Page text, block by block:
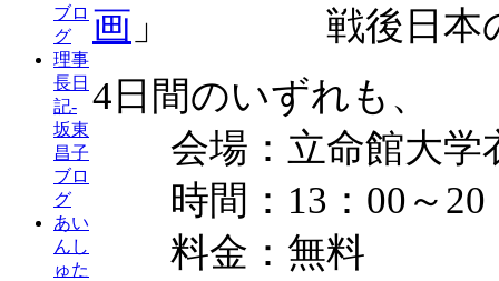
ブロ
グ
理事
長日
記-
坂東
昌子
ブロ
グ
あい
んし
ゅた
画 」 戦後日本の
4日間のいずれも、
会場：立命館大学
時間：13：00～
料金：無料